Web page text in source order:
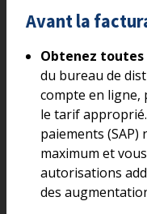
Avant la
Obtenez
du bureau de
compte en ligne,
le tarif
paiements
maximum et
autorisations
des